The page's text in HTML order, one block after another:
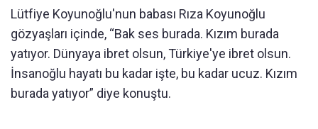
Lütfiye Koyunoğlu'nun babası Rıza Koyunoğlu
gözyaşları içinde, “Bak ses burada. Kızım burada
yatıyor. Dünyaya ibret olsun, Türkiye'ye ibret olsun.
İnsanoğlu hayatı bu kadar işte, bu kadar ucuz. Kızım
burada yatıyor” diye konuştu.